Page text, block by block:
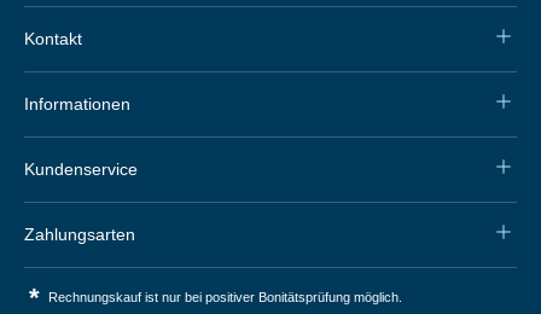
Kontakt
Informationen
Kundenservice
Zahlungsarten
* Rechnungskauf ist nur bei positiver Bonitätsprüfung möglich.